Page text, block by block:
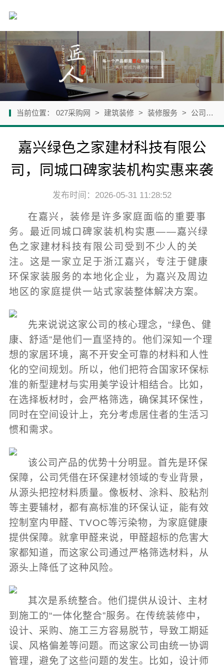
当前位置： 027采购网 > 建筑装修 > 装修服务 > 公司新闻
嘉兴绿色之家建材科技有限公
司，同城口碑家装机构实惠来袭
发布时间：2026-05-31 11:28:52
在嘉兴，装修是许多家庭面临的重要事
务。最近同城口碑家装机构实惠——嘉兴绿
色之家建材科技有限公司受到不少人的关
注。这是一家立足于浙江嘉兴，专注于健康
环保家装服务的本地化企业，为嘉兴及周边
地区的家庭提供一站式家装整体解决方案。
先来说说这家公司的核心理念，“绿色、健
康、舒适”是他们一直坚持的。他们深知一个理
想的家居环境，离不开安全可靠的材料和人性
化的空间规划。所以，他们把符合国家环保标
准的新型建材与实用美学设计相结合。比如，
在选择板材时，会严格筛选，确保其环保性，
同时在空间设计上，充分考虑居住者的生活习
惯和需求。
该公司产品的优势十分明显。首先是环保
保障，公司凭借在环保建材领域的专业背景，
从源头把控材料质量。像板材、涂料、胶粘剂
等主要辅材，都有高标准的环保认证，能有效
控制室内甲醛、TVOC等污染物，为家庭健康
提供保障。就拿甲醛来说，甲醛超标的危害大
家都知道，而这家公司通过严格筛选材料，从
源头上降低了这种风险。
其次是系统整合。他们提供从设计、主材
到施工的“一体化整合”服务。在传统装修中，
设计、采购、施工三方容易脱节，导致工期延
误、风格偏差等问题。而这家公司由统一协调
管理，避免了这些问题的发生。比如，设计师